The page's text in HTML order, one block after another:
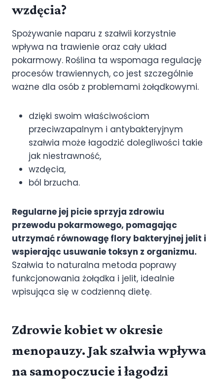
wzdęcia?
Spożywanie naparu z szałwii korzystnie
wpływa na trawienie oraz cały układ
pokarmowy. Roślina ta wspomaga regulację
procesów trawiennych, co jest szczególnie
ważne dla osób z problemami żołądkowymi.
dzięki swoim właściwościom
przeciwzapalnym i antybakteryjnym
szałwia może łagodzić dolegliwości takie
jak niestrawność,
wzdęcia,
ból brzucha.
Regularne jej picie sprzyja zdrowiu
przewodu pokarmowego, pomagając
utrzymać równowagę flory bakteryjnej jelit i
wspierając usuwanie toksyn z organizmu.
Szałwia to naturalna metoda poprawy
funkcjonowania żołądka i jelit, idealnie
wpisująca się w codzienną dietę.
Zdrowie kobiet w okresie
menopauzy. Jak szałwia wpływa
na samopoczucie i łagodzi